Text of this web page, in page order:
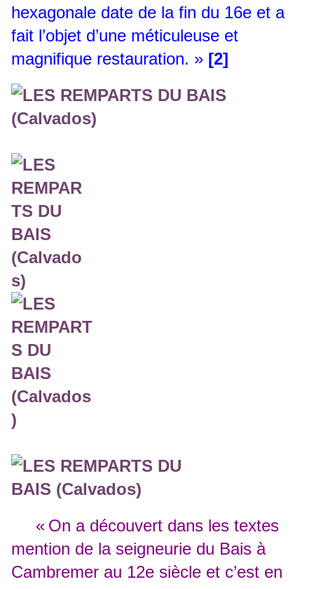
hexagonale date de la fin du 16e et a
fait l’objet d’une méticuleuse et
magnifique restauration. » [2]
« On a découvert dans les textes
mention de la seigneurie du Bais à
Cambremer au 12e siècle et c’est en